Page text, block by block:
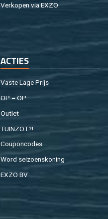
Ver­ko­pen via EXZO
AC­TIES
Vaste Lage Prijs
OP = OP
Out­let
TUIN­ZOT?!
Cou­pon­co­des
Word sei­zoens­ko­ning
EXZO BV